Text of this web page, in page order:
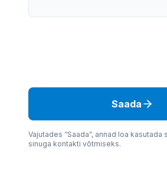
Saada
Vajutades “Saada”, annad loa
sinuga kontakti võtmiseks.